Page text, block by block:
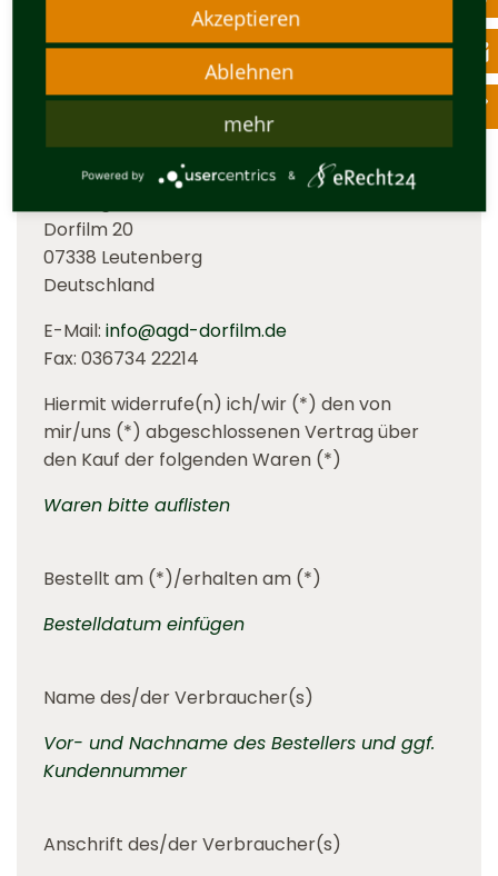
(Wenn Sie den Vertrag widerrufen wollen, dann
nutzen Sie bitte folgenden Mustertext und
senden diesen mit Ihren Angaben per E-Mail
Dorfilm 20
07338 Leutenberg
Deutschland
E-Mail: info@agd-dorfilm.de
Fax: 036734 22214
Hiermit widerrufe(n) ich/wir (*) den von
mir/uns (*) abgeschlossenen Vertrag über
den Kauf der folgenden Waren (*)
Waren bitte auflisten
Bestellt am (*)/erhalten am (*)
Bestelldatum einfügen
Name des/der Verbraucher(s)
Vor- und Nachname des Bestellers und ggf.
Kundennummer
Anschrift des/der Verbraucher(s)
Akzeptieren
Ablehnen
mehr
Powered by &